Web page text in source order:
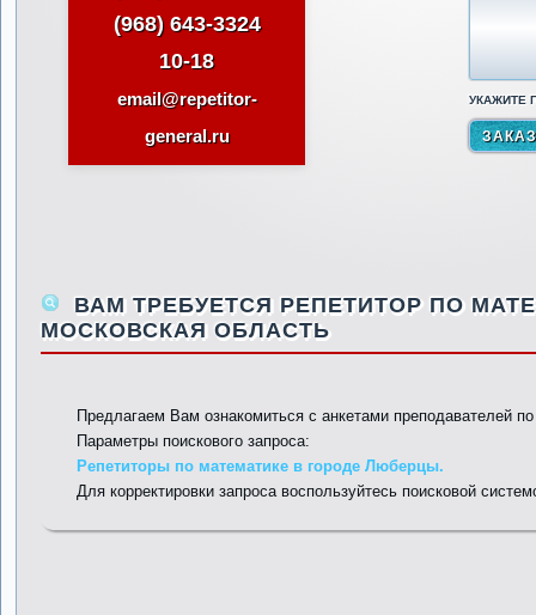
(968) 643-3324
10-18
email@repetitor-
general.ru
УКАЖИТЕ
ВАМ ТРЕБУЕТСЯ РЕПЕТИТОР ПО
МОСКОВСКАЯ ОБЛАСТЬ
Предлагаем Вам ознакомиться с анкетами преподавателей
Параметры поискового запроса:
Репетиторы по математике в городе Люберцы.
Для корректировки запроса воспользуйтесь поисковой